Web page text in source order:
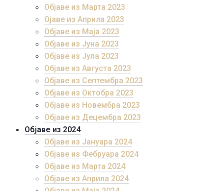
Објаве из Марта 2023
Ојаве из Априла 2023
Објаве из Маја 2023
Објаве из Јуна 2023
Објаве из Јула 2023
Објаве из Августа 2023
Објаве из Септембра 2023
Објаве из Октобра 2023
Објаве из Новембра 2023
Објаве из Децембра 2023
Објаве из 2024
Објаве из Јануара 2024
Објаве из Фебруара 2024
Објаве из Марта 2024
Објаве из Априла 2024